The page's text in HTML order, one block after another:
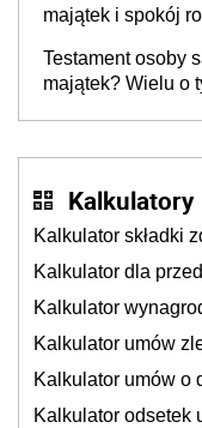
majątek i spokój
Testament osoby
majątek? Wielu o
Kalkulatory
Kalkulator składki
Kalkulator dla
Kalkulator
Kalkulator umów
Kalkulator umów o
Kalkulator odsetek